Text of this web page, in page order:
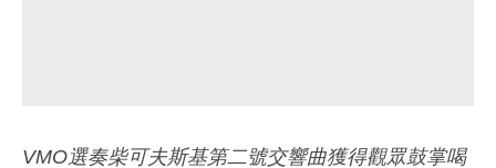
VMO選奏柴可夫斯基第二號交響曲獲得觀眾鼓掌喝